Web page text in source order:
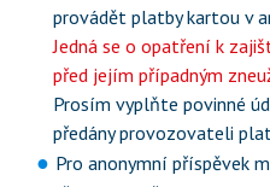
provádět platby kartou v
Jedná se o opatření k
před jejím případným
Prosím vyplňte povinné
předány provozovateli
Pro anonymní příspěvek